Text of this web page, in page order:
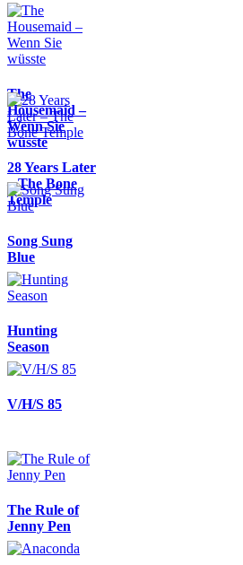
The
Housemaid –
Wenn Sie
wüsste
28 Years Later
– The Bone
Temple
Song Sung
Blue
Hunting
Season
V/H/S 85
The Rule of
Jenny Pen